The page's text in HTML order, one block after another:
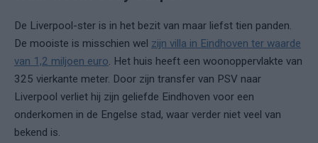
De Liverpool-ster is in het bezit van maar liefst tien panden.
De mooiste is misschien wel zijn villa in Eindhoven ter waarde
van 1,2 miljoen euro. Het huis heeft een woonoppervlakte van
325 vierkante meter. Door zijn transfer van PSV naar
Liverpool verliet hij zijn geliefde Eindhoven voor een
onderkomen in de Engelse stad, waar verder niet veel van
bekend is.